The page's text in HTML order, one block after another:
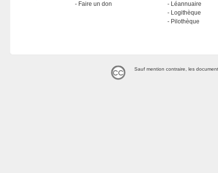
Faire un don
Léannuaire
Logithèque
Pilothèque
Sauf mention contraire, les